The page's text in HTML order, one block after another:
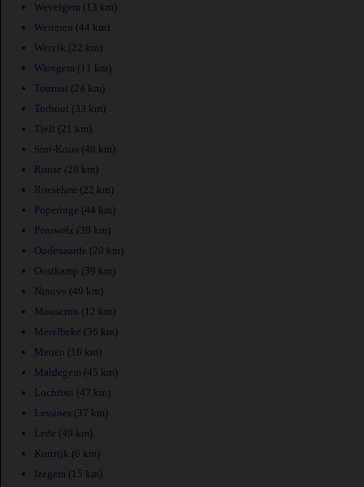
Wevelgem (13 km)
Wetteren (44 km)
Wervik (22 km)
Waregem (11 km)
Tournai (24 km)
Torhout (33 km)
Tielt (21 km)
Sint-Kruis (46 km)
Ronse (20 km)
Roeselare (22 km)
Poperinge (44 km)
Peruwelz (39 km)
Oudenaarde (20 km)
Oostkamp (39 km)
Ninove (49 km)
Mouscron (12 km)
Merelbeke (36 km)
Menen (16 km)
Maldegem (45 km)
Lochristi (47 km)
Lessines (37 km)
Lede (49 km)
Kortrijk (6 km)
Izegem (15 km)